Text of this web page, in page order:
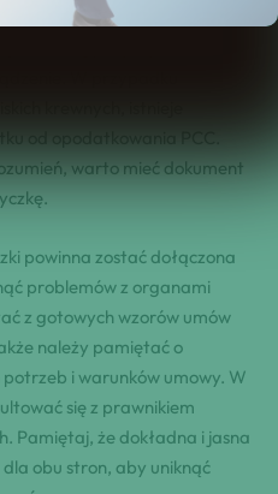
posiadasz umowy pożyczki,
od opodatkowania PCC.
warto mieć dokument
powinna zostać dołączona
problemów z organami
z gotowych wzorów umów
należy pamiętać o
i warunków umowy. W
się z prawnikiem
Pamiętaj, że dokładna i jasna
obu stron, aby uniknąć